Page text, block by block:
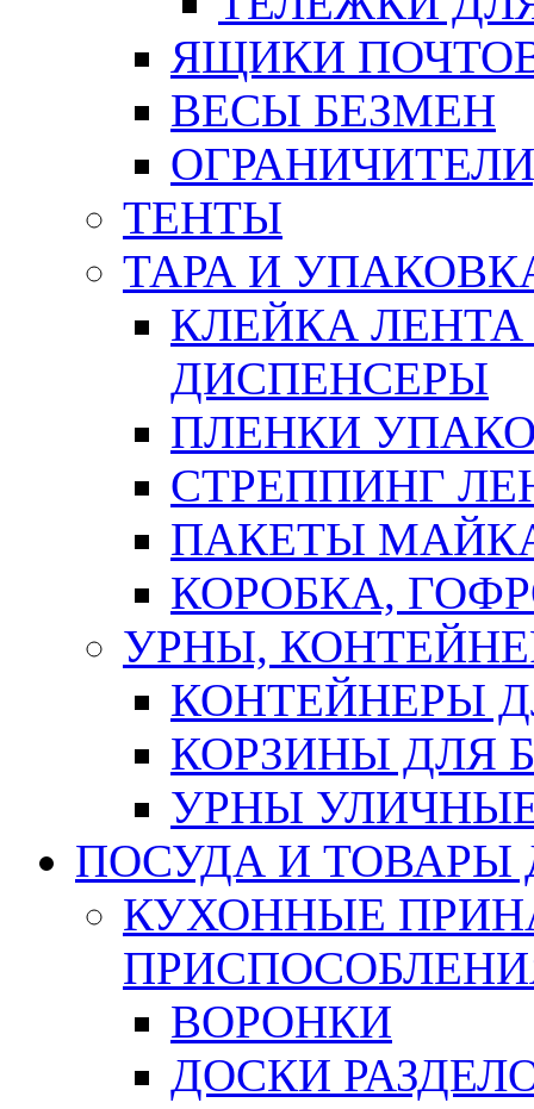
ЯЩИКИ
ВЕСЫ БЕЗМЕН
ТЕНТЫ
ТАРА И
КЛЕЙКА
ДИСПЕНСЕРЫ
ПЛЕНКИ
СТРЕППИНГ
ПАКЕТЫ
КОРОБКА,
УРНЫ,
КОНТЕЙНЕРЫ
КОРЗИНЫ ДЛЯ
УРНЫ
ПОСУДА И ТОВАРЫ
КУХОННЫЕ
ВОРОНКИ
ДОСКИ